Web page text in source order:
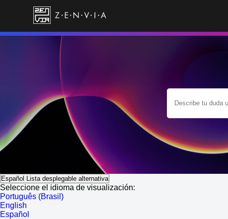
Español Lista desplegable alternativa
Seleccione el idioma de visualización:
Português (Brasil)
English
Español